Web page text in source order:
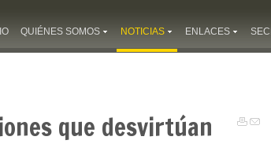
QUIÉNES SOMOS NOTICIAS ENLACES
que desvirtúan